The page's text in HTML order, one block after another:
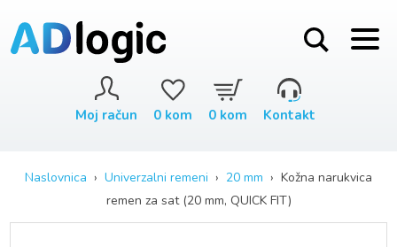
Moj račun 0 kom 0 kom Kontakt
Naslovnica › Univerzalni remeni › 20 mm › Kožna narukvica
remen za sat (20 mm, QUICK FIT)